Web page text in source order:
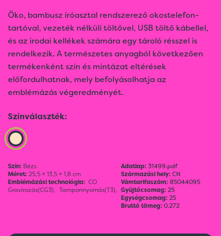
Öko, bambusz íróasztal rendszerező okostelefon-
tartóval, vezeték nélküli töltővel, USB töltő kábellel,
és az irodai kellékek számára egy tároló résszel is
rendelkezik. A természetes anyagból következően
termékenként szín és mintázat eltérések
előfordulhatnak, mely befolyásolhatja az
emblémázás végeredményét.
Színválaszték:
Szín: Bézs
Méret: 25,5 × 13,5 × 1,8 cm
Emblémázási technológia: CO
Gravírozás(CG3), Tamponnyomás(T3),
Adatlap: 31499.pdf
Származási hely: CN
Vámtarifaszám: 85044095
Gyűjtőcsomag: 25
Egységcsomag: 25
Bruttó tömeg: 0.272